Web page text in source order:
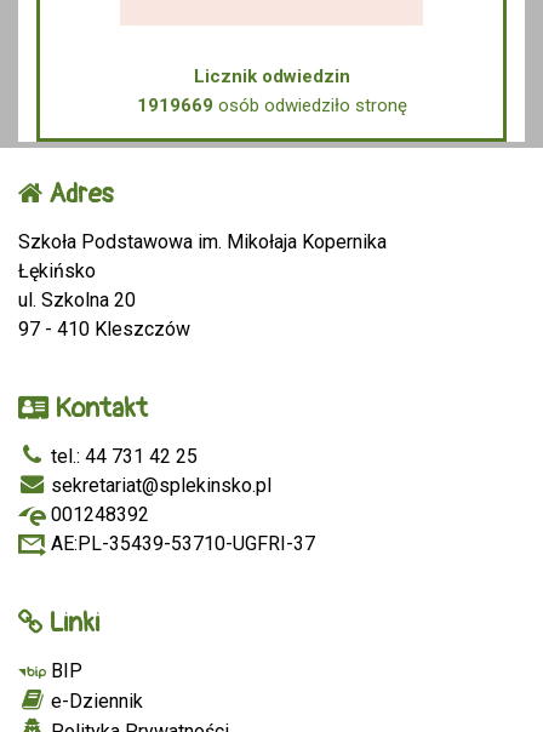
Licznik odwiedzin
1919669 osób odwiedziło stronę
Adres
Szkoła Podstawowa im. Mikołaja Kopernika
Łękińsko
ul. Szkolna 20
97 - 410 Kleszczów
Kontakt
tel.: 44 731 42 25
sekretariat@splekinsko.pl
001248392
AE:PL-35439-53710-UGFRI-37
Linki
BIP
e-Dziennik